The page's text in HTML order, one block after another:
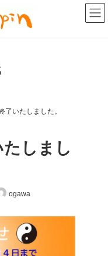
了いたしました。
しまし
ogawa